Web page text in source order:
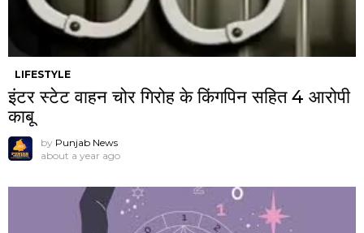
LIFESTYLE
इंटर स्टेट वाहन चोर गिरोह के किंगपिन सहित 4 आरोपी
काबू
by Punjab News
about a year ago